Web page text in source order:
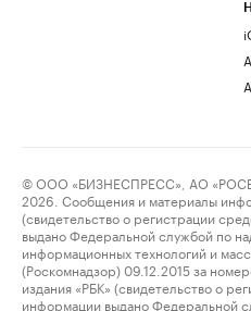
© ООО «БИЗНЕСПРЕСС», АО
2026. Сообщения и материалы
(свидетельство о регистрации
выдано Федеральной службой по
информационных технологий и
(Роскомнадзор) 09.12.2015 за
издания «РБК» (свидетельство о
информации выдано Федеральной